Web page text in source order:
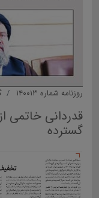
روزنامه شماره ۱۴۰۰۱۳
قدردانی خاتمی
گسترده